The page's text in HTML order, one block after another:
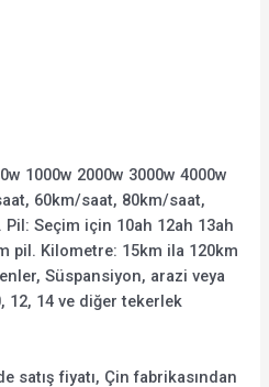
1000w 2000w 3000w 4000w
60km/saat, 80km/saat,
Seçim için 10ah 12ah 13ah
pil. Kilometre: 15km ila 120km
Süspansiyon, arazi veya
14 ve diğer tekerlek
satış fiyatı, Çin fabrikasından